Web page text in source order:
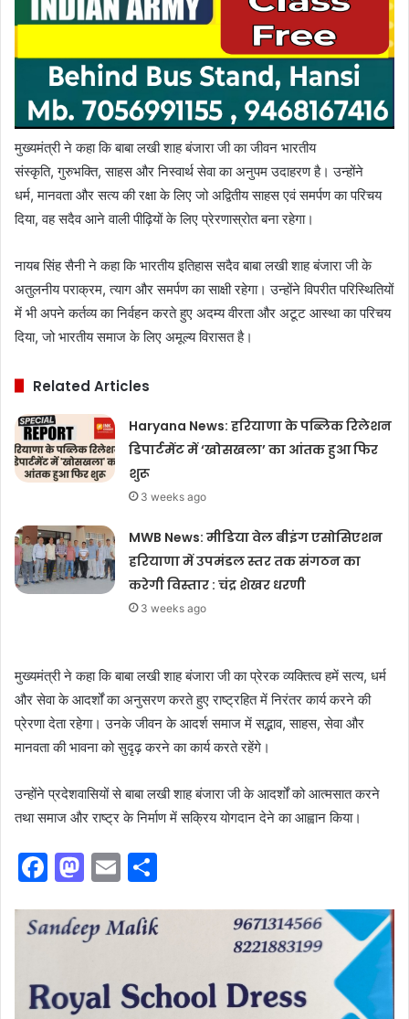
मुख्यमंत्री ने कहा कि बाबा लखी शाह बंजारा जी का जीवन भारतीय
संस्कृति, गुरुभक्ति, साहस और निस्वार्थ सेवा का अनुपम उदाहरण है। उन्होंने
धर्म, मानवता और सत्य की रक्षा के लिए जो अद्वितीय साहस एवं समर्पण का परिचय
दिया, वह सदैव आने वाली पीढ़ियों के लिए प्रेरणास्रोत बना रहेगा।
नायब सिंह सैनी ने कहा कि भारतीय इतिहास सदैव बाबा लखी शाह बंजारा जी के
अतुलनीय पराक्रम, त्याग और समर्पण का साक्षी रहेगा। उन्होंने विपरीत परिस्थितियों
में भी अपने कर्तव्य का निर्वहन करते हुए अदम्य वीरता और अटूट आस्था का परिचय
दिया, जो भारतीय समाज के लिए अमूल्य विरासत है।
Related Articles
Haryana News: हरियाणा के पब्लिक रिलेशन
डिपार्टमेंट में ‘खोसखला’ का आंतक हुआ फिर
शुरू
3 weeks ago
MWB News: मीडिया वेल बीइंग एसोसिएशन
हरियाणा में उपमंडल स्तर तक संगठन का
करेगी विस्तार : चंद्र शेखर धरणी
3 weeks ago
मुख्यमंत्री ने कहा कि बाबा लखी शाह बंजारा जी का प्रेरक व्यक्तित्व हमें सत्य, धर्म
और सेवा के आदर्शों का अनुसरण करते हुए राष्ट्रहित में निरंतर कार्य करने की
प्रेरणा देता रहेगा। उनके जीवन के आदर्श समाज में सद्भाव, साहस, सेवा और
मानवता की भावना को सुदृढ़ करने का कार्य करते रहेंगे।
उन्होंने प्रदेशवासियों से बाबा लखी शाह बंजारा जी के आदर्शों को आत्मसात करने
तथा समाज और राष्ट्र के निर्माण में सक्रिय योगदान देने का आह्वान किया।
F
c
b
M
st
o
d
E
ai ar